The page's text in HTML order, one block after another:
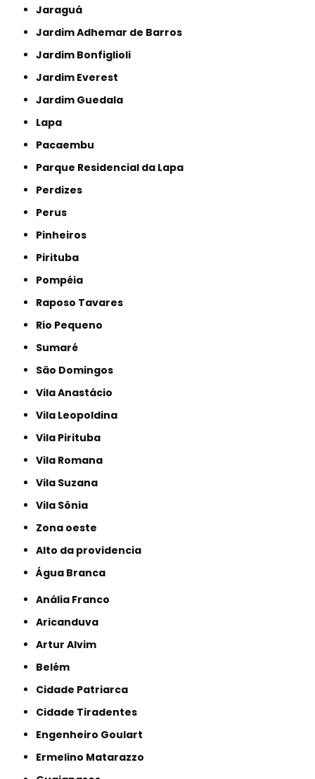
Jaraguá
Jardim Adhemar de Barros
Jardim Bonfiglioli
Jardim Everest
Jardim Guedala
Lapa
Pacaembu
Parque Residencial da Lapa
Perdizes
Perus
Pinheiros
Pirituba
Pompéia
Raposo Tavares
Rio Pequeno
Sumaré
São Domingos
Vila Anastácio
Vila Leopoldina
Vila Pirituba
Vila Romana
Vila Suzana
Vila Sônia
Zona oeste
alto da providencia
Água Branca
Anália Franco
Aricanduva
Artur Alvim
Belém
Cidade Patriarca
Cidade Tiradentes
Engenheiro Goulart
Ermelino Matarazzo